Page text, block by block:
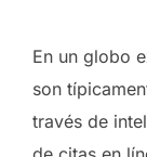
En un globo
son
través de